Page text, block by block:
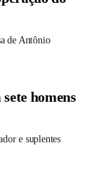
de Antônio
homens
e suplentes